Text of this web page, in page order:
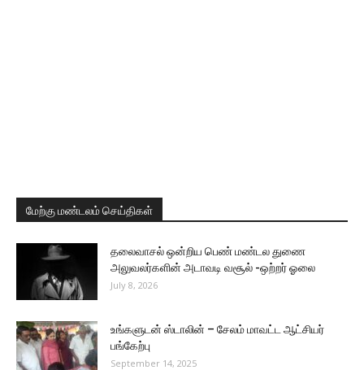
மேற்கு மண்டலம் செய்திகள்
தலைவாசல் ஒன்றிய பெண் மண்டல துணை
அலுவலர்களின் அடாவடி வசூல் -ஒற்றர் ஓலை
July 8, 2026
உங்களுடன் ஸ்டாலின் – சேலம் மாவட்ட ஆட்சியர்
பங்கேற்பு
September 14, 2025